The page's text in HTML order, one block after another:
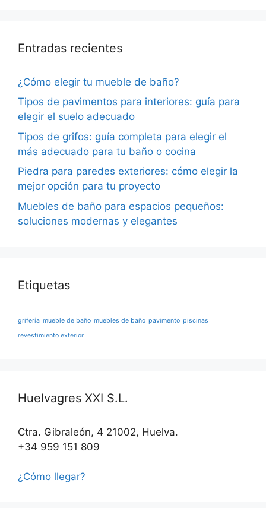
Entradas recientes
¿Cómo elegir tu mueble de baño?
Tipos de pavimentos para interiores: guía para
elegir el suelo adecuado
Tipos de grifos: guía completa para elegir el
más adecuado para tu baño o cocina
Piedra para paredes exteriores: cómo elegir la
mejor opción para tu proyecto
Muebles de baño para espacios pequeños:
soluciones modernas y elegantes
Etiquetas
grifería mueble de baño muebles de baño pavimento piscinas
revestimiento exterior
Huelvagres XXI S.L.
Ctra. Gibraleón, 4 21002, Huelva.
+34 959 151 809
¿Cómo llegar?